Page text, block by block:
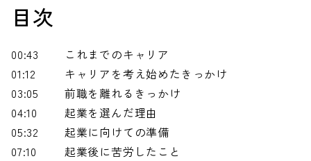
目次
00:43
これまでのキャリア
01:12
キャリアを考え始めたきっかけ
03:05
前職を離れるきっかけ
04:10
起業を選んだ理由
05:32
起業に向けての準備
07:10
起業後に苦労したこと